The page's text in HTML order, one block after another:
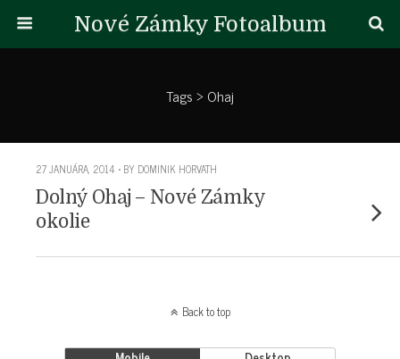
Nové Zámky Fotoalbum
Tags › Ohaj
27 JANUÁRA, 2014 • BY DOMINIK HORVATH
Dolný Ohaj – Nové Zámky
okolie
Back to top